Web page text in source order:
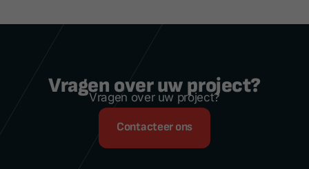
Vragen over uw project?
Vragen over uw project?
Contacteer ons